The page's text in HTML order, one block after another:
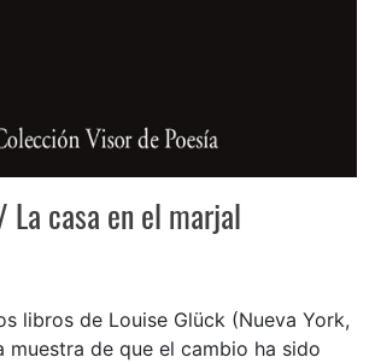
casa en el marjal
libros de Louise Glück (Nueva York,
muestra de que el cambio ha sido